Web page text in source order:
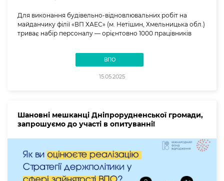
Для виконання будівельно-відновлювальних робіт на
майданчику філії «ВП ХАЕС» (м. Нетішин, Хмельницька обл.)
триває набір персоналу — орієнтовно 1000 працівників
ВПО
15.05.2025
Шановні мешканці Дніпрорудненської громади,
запрошуємо до участі в опитуванні!